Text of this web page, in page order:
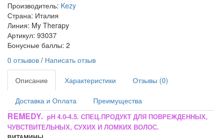
Производитель: Kezy
Страна: Италия
Линия: My Therapy
Артикул: 93037
Бонусные баллы: 2
0 отзывов / Написать отзыв
Описание Характеристики Отзывы (0)
Доставка и Оплата Преимущества
REMEDY. pH 4.0-4.5. СПЕЦ.ПРОДУКТ ДЛЯ ПОВРЕЖДЕННЫХ,
ЧУВСТВИТЕЛЬНЫХ, СУХИХ И ЛОМКИХ ВОЛОС.